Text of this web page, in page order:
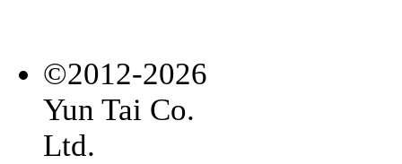
©2012-2026
Yun Tai Co.
Ltd.